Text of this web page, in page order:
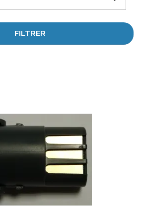
FILTRER